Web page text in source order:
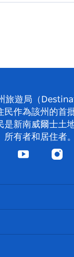
旅遊局（
民作為該州的首
是新南威爾士土
所有者和居住者。
Youtube
路旅行